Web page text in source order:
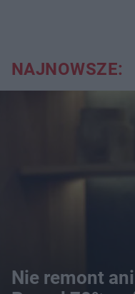
NAJNOWSZE:
Nie remont